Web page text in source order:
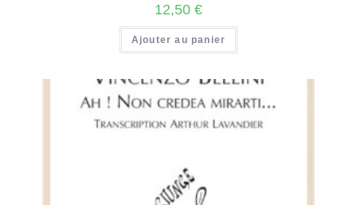
12,50 €
Ajouter au panier